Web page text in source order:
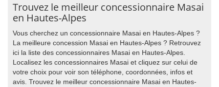
Trouvez le meilleur concessionnaire Masai
en Hautes-Alpes
Vous cherchez un concessionnaire Masai en Hautes-Alpes ?
La meilleure concession Masai en Hautes-Alpes ? Retrouvez
ici la liste des concessionnaires Masai en Hautes-Alpes.
Localisez les concessionnaires Masai et cliquez sur celui de
votre choix pour voir son téléphone, coordonnées, infos et
avis. Trouvez le meilleur concessionnaire Masai en Hautes-